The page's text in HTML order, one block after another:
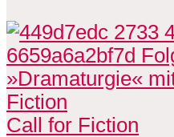
Call for Fiction